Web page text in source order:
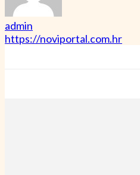
admin
https://noviportal.com.hr